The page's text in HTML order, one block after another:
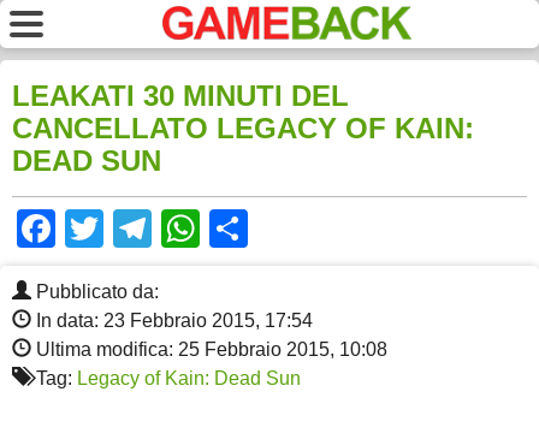
LEAKATI 30 MINUTI DEL
CANCELLATO LEGACY OF KAIN:
DEAD SUN
Facebook
TwitterTelegram
WhatsApp
Pubblicato da:
In data: 23 Febbraio 2015, 17:54
Ultima modifica: 25 Febbraio 2015, 10:08
Tag: Legacy of Kain: Dead Sun